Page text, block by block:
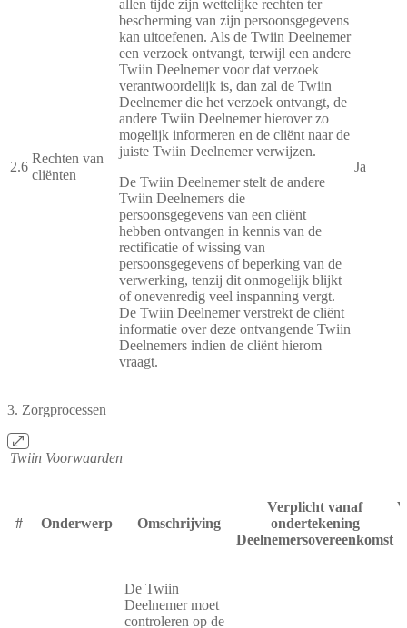
2.6
Rechten van
cliënten
allen tijde zijn wettelijke rechten ter
bescherming van zijn persoonsgegevens
kan uitoefenen. Als de Twiin Deelnemer
een verzoek ontvangt, terwijl een andere
Twiin Deelnemer voor dat verzoek
verantwoordelijk is, dan zal de Twiin
Deelnemer die het verzoek ontvangt, de
andere Twiin Deelnemer hierover zo
mogelijk informeren en de cliënt naar de
juiste Twiin Deelnemer verwijzen.
De Twiin Deelnemer stelt de andere
Twiin Deelnemers die
persoonsgegevens van een cliënt
hebben ontvangen in kennis van de
rectificatie of wissing van
persoonsgegevens of beperking van de
verwerking, tenzij dit onmogelijk blijkt
of onevenredig veel inspanning vergt.
De Twiin Deelnemer verstrekt de cliënt
informatie over deze ontvangende Twiin
Deelnemers indien de cliënt hierom
vraagt.
Ja
3. Zorgprocessen
Twiin Voorwaarden
# Onderwerp Omschrijving
Verplicht vanaf
ondertekening
Deelnemersovereenkomst
De Twiin
Deelnemer moet
controleren op de